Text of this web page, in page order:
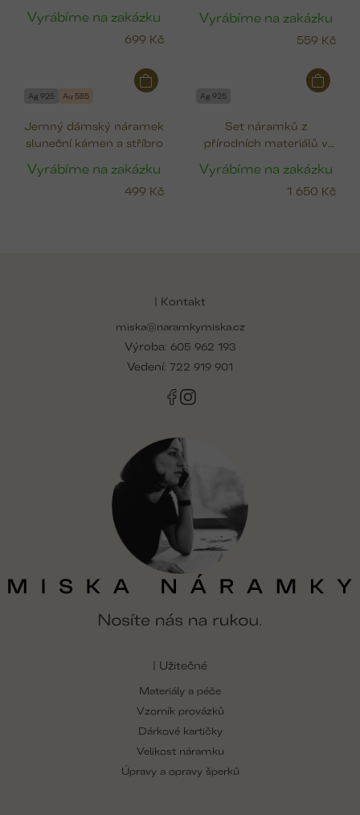
Vyrábíme na zakázku
699 Kč
Vyrábíme na zakázku
559 Kč
Ag 925 Au 585
Jemný dámský náramek
sluneční kámen a stříbro
Vyrábíme na zakázku
499 Kč
Ag 925
Set náramků z
přírodních materiálů v
Vyrábíme na zakázku
1 650 Kč
| Kontakt
miska@naramkymiska.cz
Výroba: 605 962 193
Vedení: 722 919 901
| Užitečné
Materiály a péče
Vzorník provázků
Dárkové kartičky
Velikost náramku
Úpravy a opravy šperků